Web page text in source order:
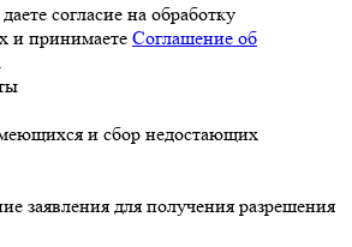
согласие на обработку
и принимаете Соглашение об
и сбор недостающих
заявления для получения разрешения